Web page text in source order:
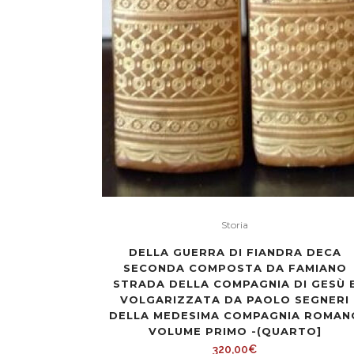
Storia
DELLA GUERRA DI FIANDRA DECA
SECONDA COMPOSTA DA FAMIANO
STRADA DELLA COMPAGNIA DI GESÙ
VOLGARIZZATA DA PAOLO SEGNERI
DELLA MEDESIMA COMPAGNIA
VOLUME PRIMO -(QUARTO]
320,00€